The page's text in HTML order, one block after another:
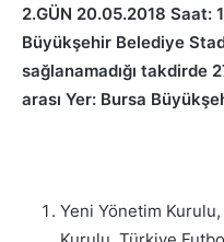
2.GÜN 20.05.2018 Saat:
Büyükşehir Belediye
sağlanamadığı takdirde
arası Yer: Bursa
Yeni Yönetim